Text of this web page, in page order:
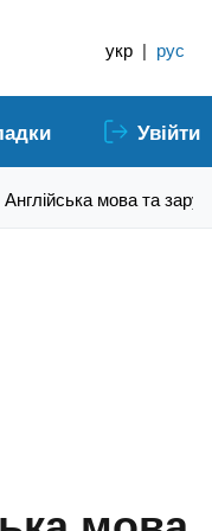
укр | рус
Увійти
мова та